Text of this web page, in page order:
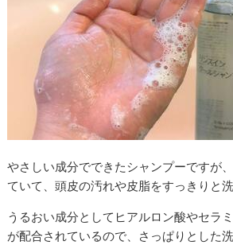
やさしい成分でできたシャンプーですが
ていて、頭皮の汚れや皮脂をすっきりと洗
うるおい成分としてヒアルロン酸やセラ
が配合されているので、さっぱりとした